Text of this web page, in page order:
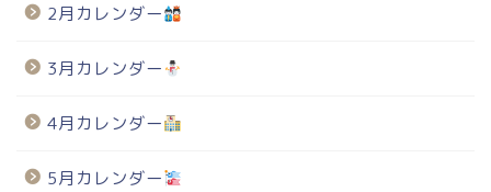
2月カレンダー
3月カレンダー
4月カレンダー
5月カレンダー